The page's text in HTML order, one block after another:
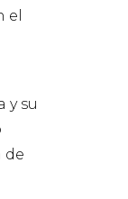
el
y su
de